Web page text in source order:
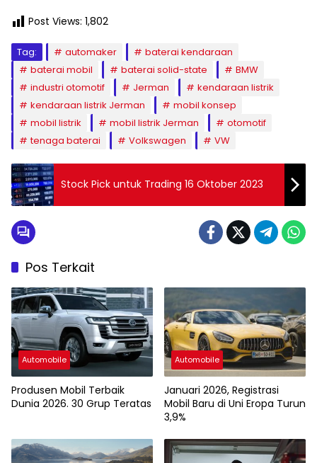
Post Views: 1,802
Tag: automaker
baterai kendaraan
baterai mobil
baterai solid-state
BMW
industri otomotif
Jerman
kendaraan listrik
kendaraan listrik Jerman
mobil konsep
mobil listrik
mobil listrik Jerman
otomotif
tenaga baterai
Volkswagen VW
Stock Pick untuk Trading 16 Oktober 2023
Pos Terkait
Automobile
Produsen Mobil Terbaik
Dunia 2026. 30 Grup Teratas
Automobile
Januari 2026, Registrasi
Mobil Baru di Uni Eropa Turun
3,9%